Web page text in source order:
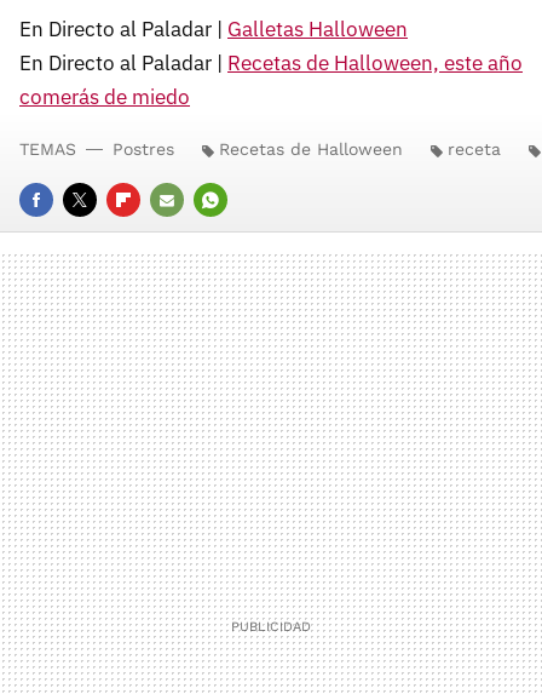
En Directo al Paladar | Galletas Halloween
En Directo al Paladar | Recetas de Halloween, este año
comerás de miedo
FACEBOOK
TWITTERFLIPBOARD
E-
MAIL
WHATSAPP
TEMAS Postres Recetas de Halloween receta